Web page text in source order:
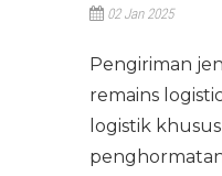
02 Jan 2025
Pengiriman
remains
logistik